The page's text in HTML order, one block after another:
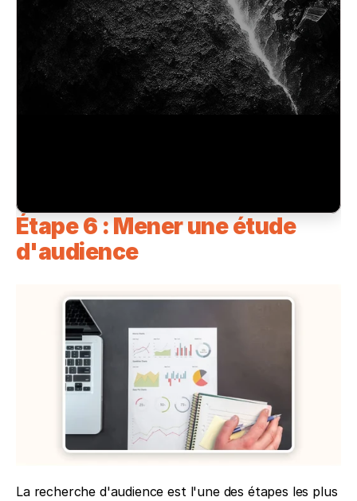
Étape 6 : Mener une étude
d'audience
La recherche d'audience est l'une des étapes les plus